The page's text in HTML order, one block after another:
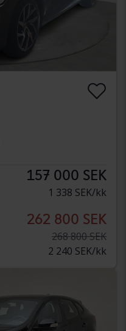
157 000 SEK
1 338 SEK/kk
262 800 SEK
268 800 SEK
2 240 SEK/kk